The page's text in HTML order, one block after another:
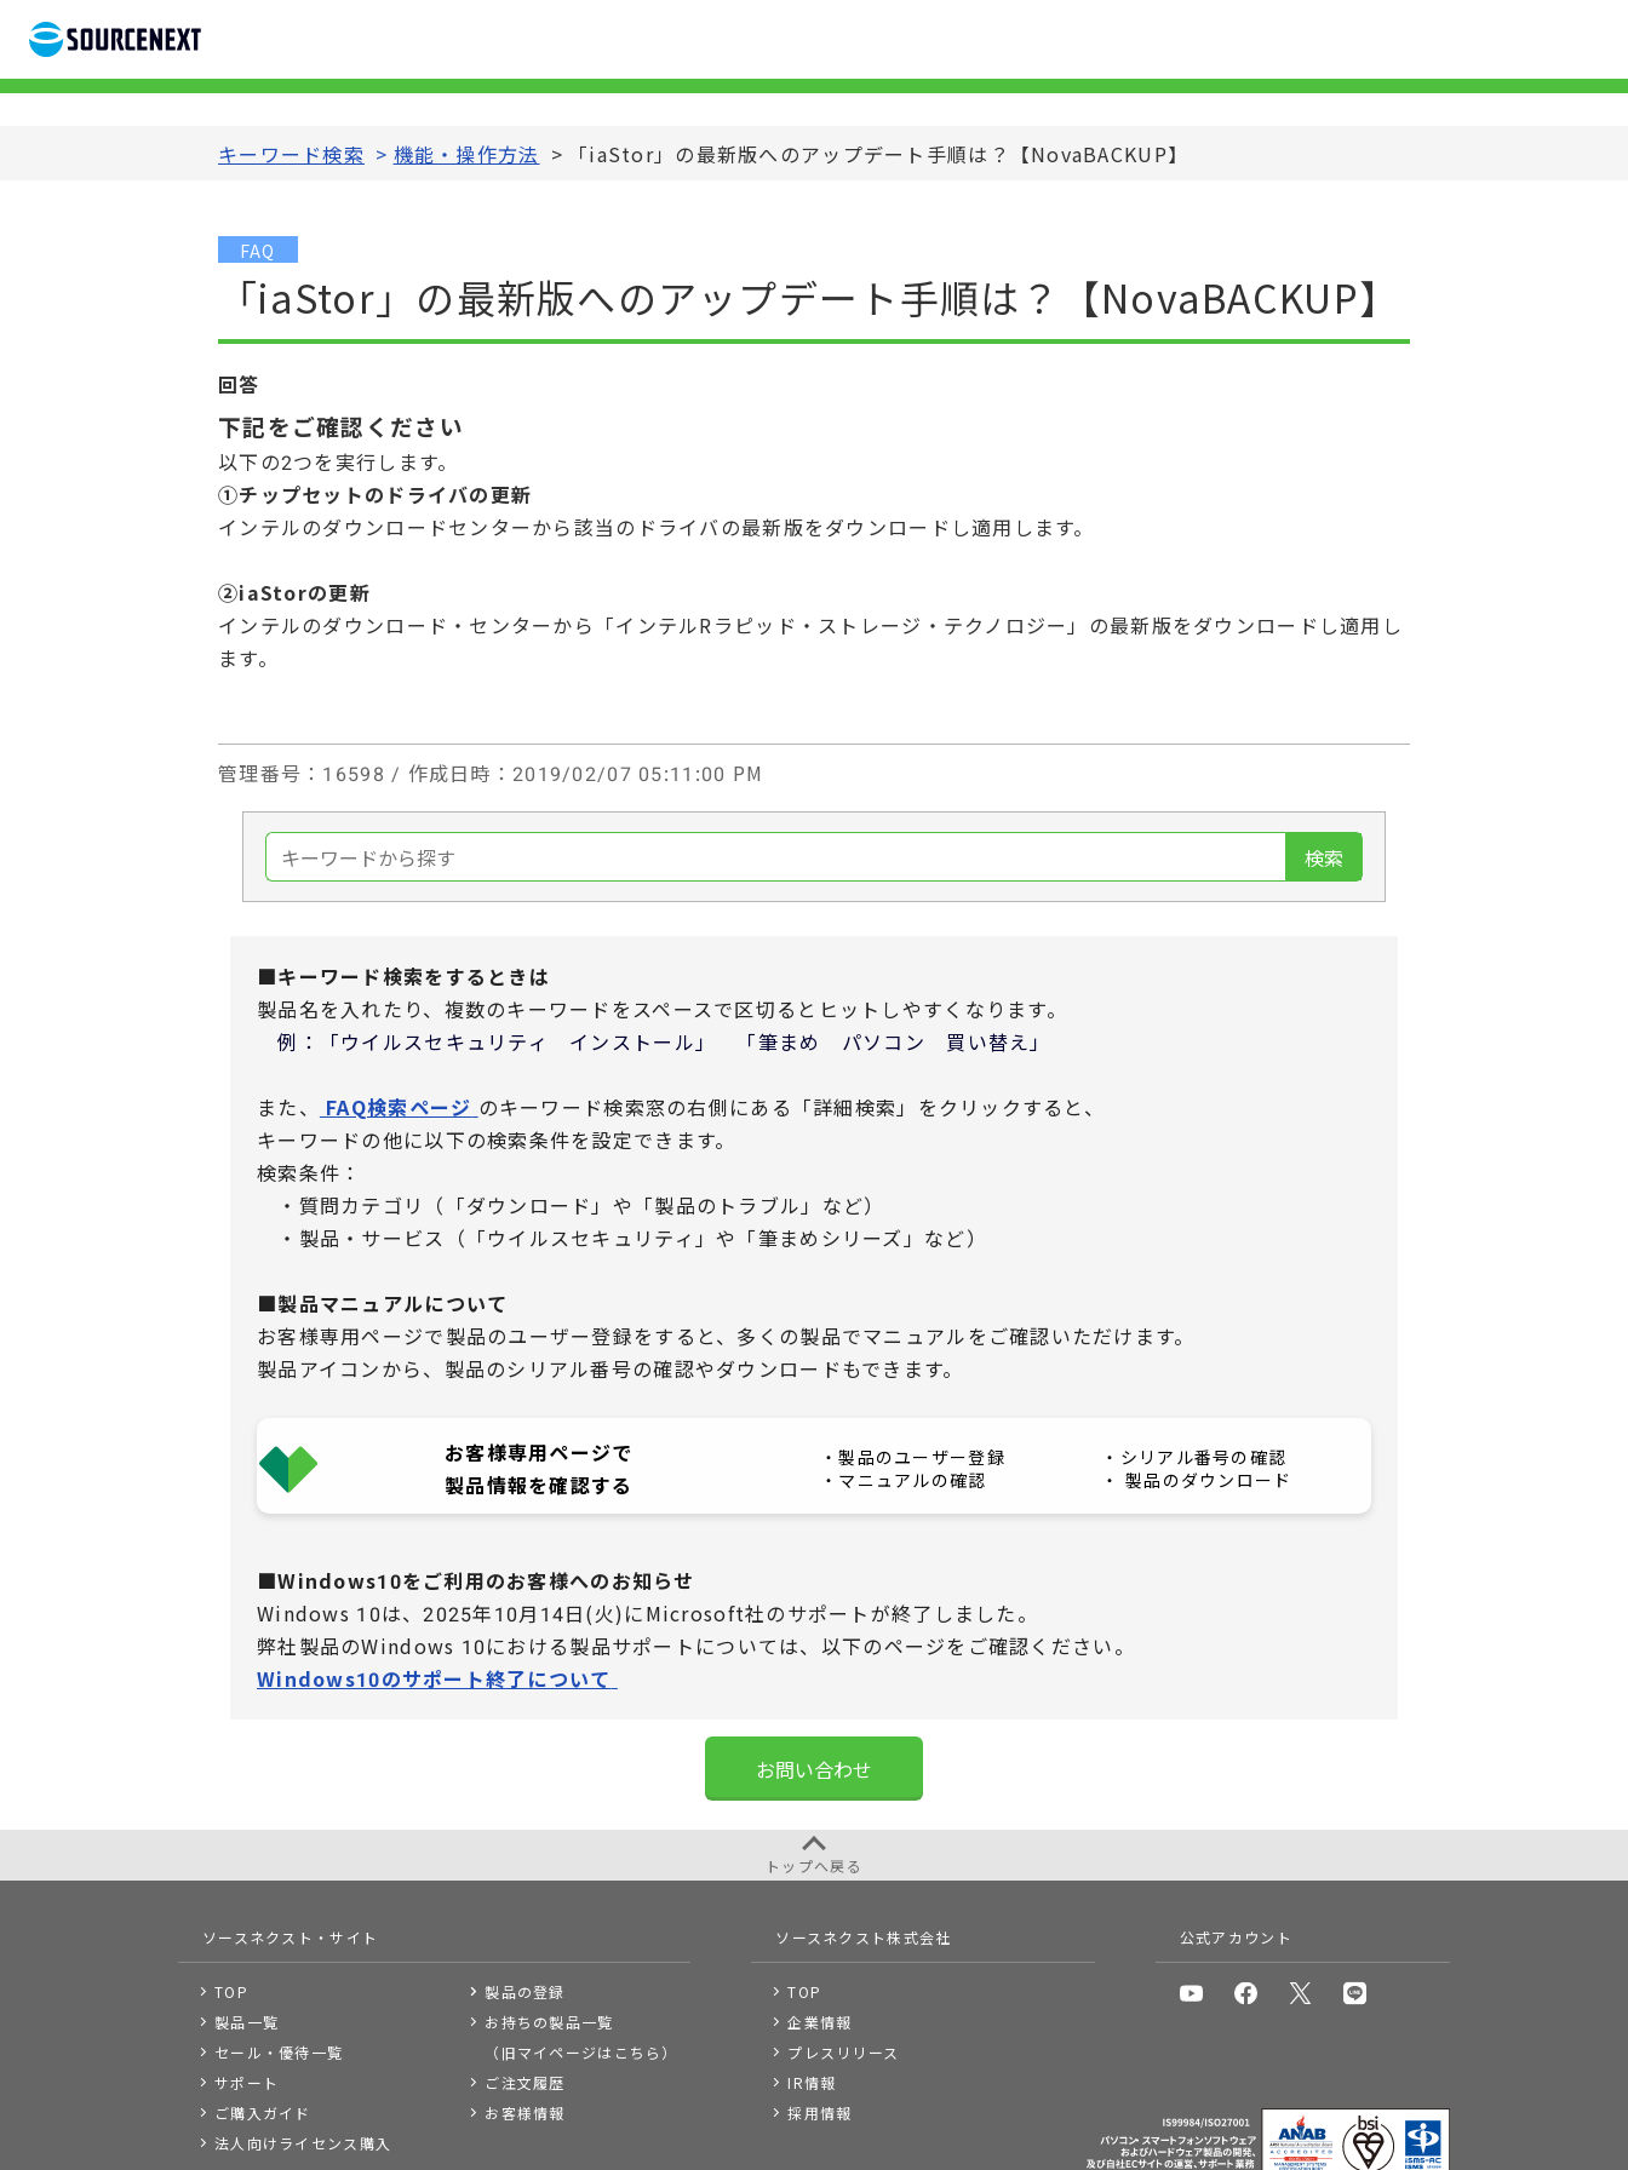
キーワード検索 > 機能・操作方法 > 「iaStor」の最新版へのアップデート手順は？【NovaBACKUP】
FAQ
「iaStor」の最新版へのアップデート手順は？【NovaBACKUP】
回答
下記をご確認ください
以下の2つを実行します。
①チップセットのドライバの更新
インテルのダウンロードセンターから該当のドライバの最新版をダウンロードし適用します。
②iaStorの更新
インテルのダウンロード・センターから「インテルRラピッド・ストレージ・テクノロジー」の最新版をダウンロードし適用し
ます。
管理番号 ：16598 / 作成日時 ：2019/02/07 05:11:00 PM
検索
■キーワード検索をするときは
製品名を入れたり、複数のキーワードをスペースで区切るとヒットしやすくなります。
例：「ウイルスセキュリティ インストール」 「筆まめ パソコン 買い替え」
また、 FAQ検索ページ のキーワード検索窓の右側にある「詳細検索」をクリックすると、
キーワードの他に以下の検索条件を設定できます。
検索条件：
・質問カテゴリ（「ダウンロード」や「製品のトラブル」など）
・製品・サービス（「ウイルスセキュリティ」や「筆まめシリーズ」など）
■製品マニュアルについて
お客様専用ページで製品のユーザー登録をすると、多くの製品でマニュアルをご確認いただけます。
製品アイコンから、製品のシリアル番号の確認やダウンロードもできます。
お客様専用ページで
製品情報を確認する
・製品のユーザー登録
・マニュアルの確認
・シリアル番号の確認
・ 製品のダウンロード
■Windows10をご利用のお客様へのお知らせ
Windows 10は、2025年10月14日(火)にMicrosoft社のサポートが終了しました。
弊社製品のWindows 10における製品サポートについては、 以下のページをご確認ください。
Windows10のサポート終了について
お問い合わせ
トップへ戻る
ソースネクスト・サイト
TOP
製品一覧
セール・優待一覧
サポート
ご購入ガイド
法人向けライセンス購入
製品の登録
お持ちの製品一覧
（旧マイページはこちら）
ご注文履歴
お客様情報
ソースネクスト株式会社
TOP
企業情報
プレスリリース
IR情報
採用情報
公式アカウント